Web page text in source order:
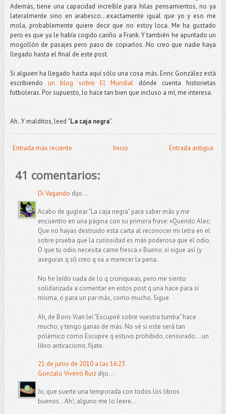
Además, tiene una capacidad increíble para hilas pensamientos, no ya
lateralmente sino en arabesco…exactamente igual que yo y eso me
mola, probablemente quiere decir que no estoy loca. Me ha gustado
pero es que ya le había cogido cariño a Frank. Y también he apuntado un
mogollón de pasajes pero paso de copiarlos..No creo que nadie haya
llegado hasta el final de este post.
Si alguien ha llegado hasta aquí sólo una cosa más. Enric González está
escribiendoun blog sobre El Mundial dónde cuenta historietas
futboleras. Por supuesto, lo hace tan bien que incluso a mí, me interesa.
Ah..Y malditos, leed “La caja negra”.
Entrada más reciente Entrada antigua
Inicio
41 comentarios:
Di Vagando dijo...
Acabo de guglear "La caja negra" para saber más y me
encuentro en una página con su primera frase: «Querido Alec:
Que no hayas destruido esta carta al reconocer mi letra en el
sobre prueba que la curiosidad es más poderosa que el odio.
O que tu odio necesita carne fresca.» Bueno, si sigue así (y
aseguras q sí) creo q va a merecer la pena.
No he leído nada de lo q croniqueas, pero me siento
solidarizada a comentar en estos post q una hace para sí
misma, o para un par más, como mucho. Sigue.
Ah, de Boris Vian leí "Escupiré sobre vuestra tumba" hace
mucho, y tengo ganas de más. No sé si este será tan
polémico como Escupire q estuvo prohibido, censurado... un
libro antiracismo, fíjate.
21 de junio de 2010 a las 16:23
Gonzalo Viveiró Ruizdijo...
Jo, que suerte una temporada con todos los libros
buenos...Ah!, alguno me lo leere...